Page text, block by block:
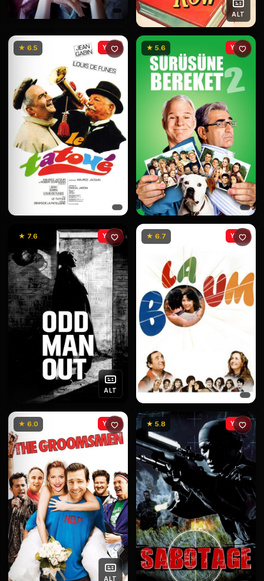
ALT
★ 6.5 YENİ ★ 5.6 YENİ
★ 7.6
ALT
YENİ ★ 6.7 YENİ
★ 6.0
ALT
YENİ ★ 5.8 YENİ